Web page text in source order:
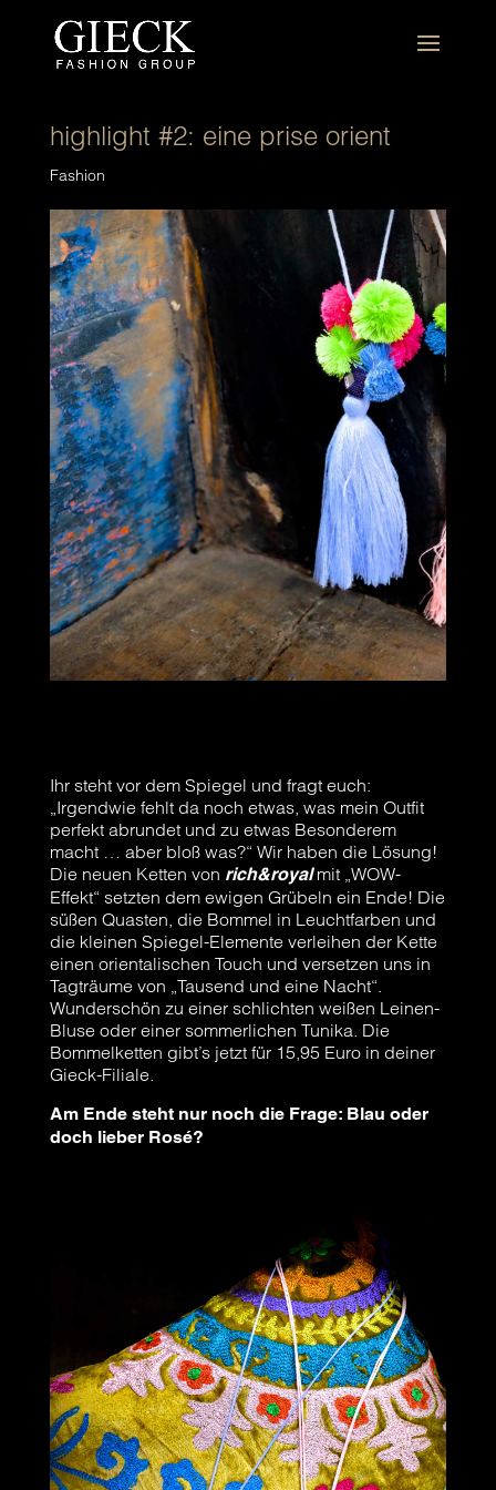
highlight #2: eine prise orient
Fashion
Ihr steht vor dem Spiegel und fragt euch:
„Irgendwie fehlt da noch etwas, was mein Outfit
perfekt abrundet und zu etwas Besonderem
macht … aber bloß was?“ Wir haben die Lösung!
Die neuen Ketten von rich&royalmit „WOW-
Effekt“ setzten dem ewigen Grübeln ein Ende! Die
süßen Quasten, die Bommel in Leuchtfarben und
die kleinen Spiegel-Elemente verleihen der Kette
einen orientalischen Touch und versetzen uns in
Tagträume von „Tausend und eine Nacht“.
Wunderschön zu einer schlichten weißen Leinen-
Bluse oder einer sommerlichen Tunika. Die
Bommelketten gibt’s jetzt für 15,95 Euro in deiner
Gieck-Filiale.
Am Ende steht nur noch die Frage: Blau oder
doch lieber Rosé?